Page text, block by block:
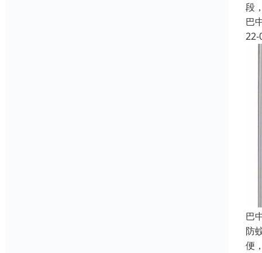
段
巴
22-
巴
防
便